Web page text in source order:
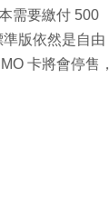
需要繳付 500
版依然是自由
卡將會停售，